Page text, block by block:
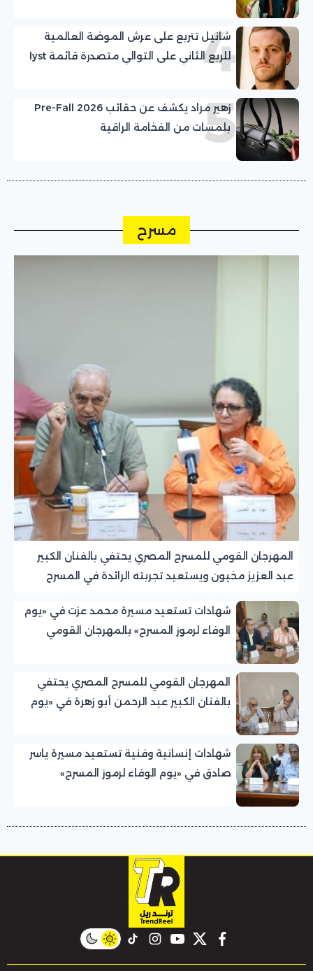
4
شانيل تتربع على عرش الموضة العالمية
للربع الثاني على التوالي متصدرة قائمة lyst
5
زهير مراد يكشف عن حقائب Pre-Fall 2026
بلمسات من الفخامة الراقية
مسرح
المهرجان القومي للمسرح المصري يحتفي بالفنان الكبير
عبد العزيز مخيون ويستعيد تجربته الرائدة في المسرح
شهادات تستعيد مسيرة محمد عزت في «يوم
الوفاء لرموز المسرح» بالمهرجان القومي
المهرجان القومي للمسرح المصري يحتفي
بالفنان الكبير عبد الرحمن أبو زهرة في «يوم
شهادات إنسانية وفنية تستعيد مسيرة ياسر
صادق في «يوم الوفاء لرموز المسرح»
facebook
twitter
youtube
instagram
tiktok